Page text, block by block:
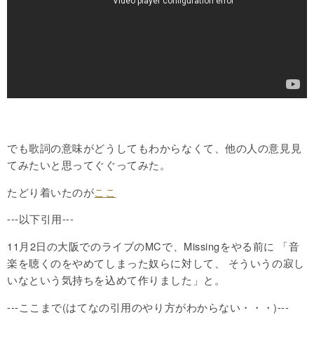
でも歌詞の意味がどうしてもわからなくて、他の人の意見見
てみたいと思ってぐぐってみた。
たどり着いたのがここ
---以下引用---
11月2日の大阪でのライブのMCで、Missingをやる前に 「音
楽を聴くのをやめてしまった奴らに対して、 そういうの寂し
いなという気持ちを込めて作りました」と。
---ここまで(はてなの引用のやり方がわからない・・・)---